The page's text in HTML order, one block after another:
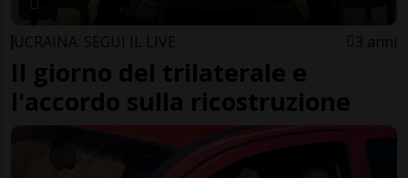
UCRAINA: SEGUI IL LIVE 3 anni
Il giorno del trilaterale e
l'accordo sulla ricostruzione